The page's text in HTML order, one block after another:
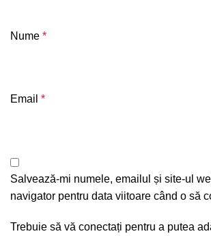
Nume *
Email *
Salvează-mi numele, emailul și site-ul
navigator pentru data viitoare când o să
Trebuie să vă conectați pentru a putea